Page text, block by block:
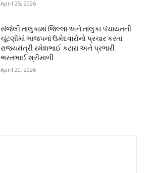
April 25, 2026
સંજેલી તાલુકામાં જિલ્લા અને તાલુકા પંચાયતની
ચૂંટણીમાં ભાજપનાં ઉમેદવારોનો પ્રચાર કરતા
રાજ્યમંત્રી રમેશભાઈ કટારા અને પ્રભારી
ભરતભાઈ શ્રીમાળી
April 20, 2026